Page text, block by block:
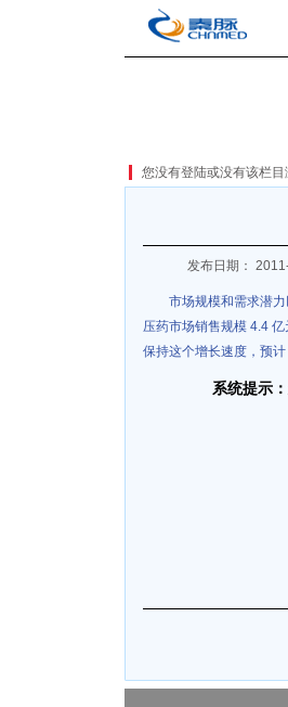
您没有登陆或没有该栏
发布日期：
市场规模和需求潜
压药市场销售规模 4.4
保持这个增长速度，预
系统提示